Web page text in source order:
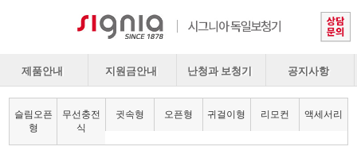
제품안내 지원금안내 난청과 보청기 공지사항
슬림오픈
형
무선충전
식
귓속형 오픈형 귀걸이형 리모컨 액세서리